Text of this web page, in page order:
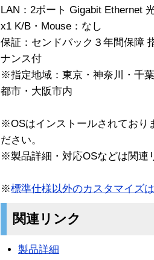
LAN：2ポート Gigabit Ethernet
x1 K/B・Mouse：なし
保証：センドバック３年間保障
ナンス付
※指定地域：東京・神奈川・千
都市・大阪市内
※OSはインストールされており
ださい。
※製品詳細・対応OSなどは関連
※標準仕様以外のカスタマイズ
関連リンク
製品詳細